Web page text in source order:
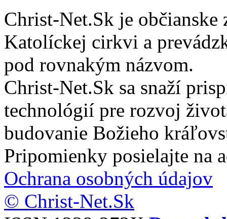
Christ-Net.Sk je
Katolíckej cirkvi a
pod rovnakým názvom.
Christ-Net.Sk sa snaží
technológií pre rozvoj
budovanie Božieho
Pripomienky posielajte na
Ochrana osobných údajov
© Christ-Net.Sk